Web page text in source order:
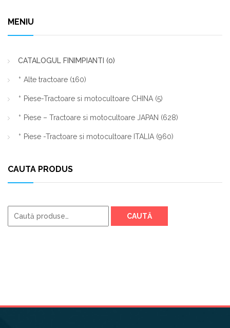
MENIU
CATALOGUL FINIMPIANTI (0)
Alte tractoare (160)
Piese-Tractoare si motocultoare CHINA (5)
Piese – Tractoare si motocultoare JAPAN (628)
Piese -Tractoare si motocultoare ITALIA (960)
CAUTA PRODUS
Caută
după:
CAUTĂ